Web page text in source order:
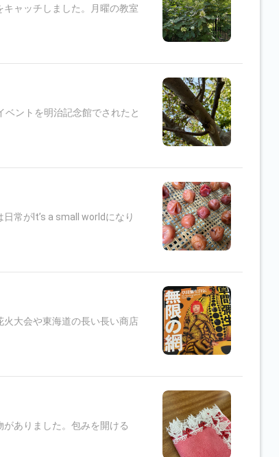
ャッチしました。月曜の教室
ントを明治記念館でされたと
常がIt’s a small worldになり
大会や東海道の長い長い商店
ありました。包みを開ける